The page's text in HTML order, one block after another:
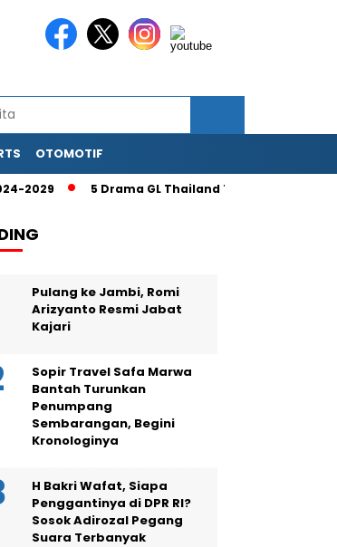
OTOMOTIF
5 Drama GL Thailand Terbaik Ciize
Pulang ke Jambi, Romi
Arizyanto Resmi Jabat
Kajari
Sopir Travel Safa Marwa
Bantah Turunkan
Penumpang
Sembarangan, Begini
Kronologinya
H Bakri Wafat, Siapa
Penggantinya di DPR RI?
Sosok Adirozal Pegang
Suara Terbanyak